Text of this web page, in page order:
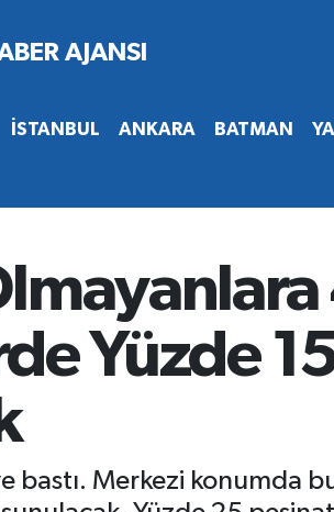
İSTANBUL ANKARA BATMAN
Yüzde
bastı. Merkezi konumda